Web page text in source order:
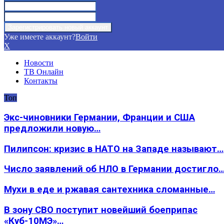
Уже имеете аккаунт?Войти
X
Новости
ТВ Онлайн
Контакты
Топ
Экс-чиновники Германии, Франции и США
предложили новую…
Пилипсон: кризис в НАТО на Западе называют…
Число заявлений об НЛО в Германии
Мухи в еде и ржавая сантехника сломанные…
В зону СВО поступит новейший боеприпас
«Куб-10МЭ»…